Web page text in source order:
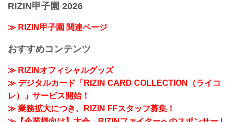
RIZIN甲子園 2026
≫ RIZIN甲子園 関連ページ
おすすめコンテンツ
≫ RIZINオフィシャルグッズ
≫ デジタルカード「RIZIN CARD COLLECTION（ライコ
レ）」サービス開始！
≫ 業務拡大につき、RIZIN FFスタッフ募集！